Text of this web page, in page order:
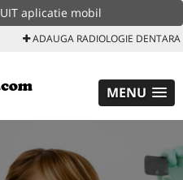
aplicatie mobil
ADAUGA RADIOLOGIE DENTARA
MENU